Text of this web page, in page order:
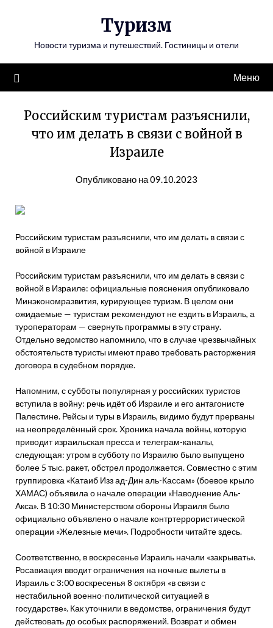
Туризм
Новости туризма и путешествий. Гостиницы и отели
Меню
Российским туристам разъяснили,
что им делать в связи с войной в
Израиле
Опубликовано на 09.10.2023
Российским туристам разъяснили, что им делать в связи с
войной в Израиле
Российским туристам разъяснили, что им делать в связи с
войной в Израиле: официальные пояснения опубликовало
Минэкономразвития, курирующее туризм. В целом они
ожидаемые — туристам рекомендуют не ездить в Израиль, а
туроператорам — свернуть программы в эту страну.
Отдельно ведомство напомнило, что в случае чрезвычайных
обстоятельств туристы имеют право требовать расторжения
договора в судебном порядке.
Напомним, с субботы популярная у российских туристов
вступила в войну: речь идёт об Израиле и его антагонисте
Палестине. Рейсы и туры в Израиль, видимо будут прерваны
на неопределённый срок. Хроника начала войны, которую
приводит израильская пресса и телеграм-каналы,
следующая: утром в субботу по Израилю было выпущено
более 5 тыс. ракет, обстрел продолжается. Совместно с этим
группировка «Катаиб Изз ад-Дин аль-Кассам» (боевое крыло
ХАМАС) объявила о начале операции «Наводнение Аль-
Акса». В 10:30 Министерством обороны Израиля было
официально объявлено о начале контртеррористической
операции «Железные мечи». Подробности читайте здесь.
Соответственно, в воскресенье Израиль начали «закрывать».
Росавиация вводит ограничения на ночные вылеты в
Израиль с 3:00 воскресенья 8 октября «в связи с
нестабильной военно-политической ситуацией в
государстве». Как уточнили в ведомстве, ограничения будут
действовать до особых распоряжений. Возврат и обмен